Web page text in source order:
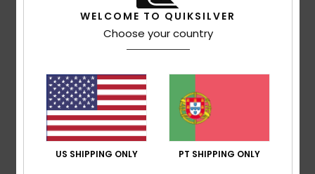
4/5
Stefano14. Julho 2026
Porque é confortável e agradável
Mostrar original - Italiano
Conforto: 4/5 Relação qualidade/preço
Tamanho perfeitoMaterial: 4 Cor: 4/5
WELCOME TO QUIKSILVER
Choose your country
US SHIPPING ONLY PT SHIPPING ONLY